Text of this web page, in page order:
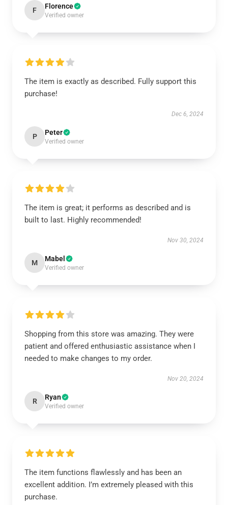
F Florence
Verified owner
The item is exactly as described. Fully support this
purchase!
Dec 6, 2024
P Peter
Verified owner
The item is great; it performs as described and is
built to last. Highly recommended!
Nov 30, 2024
M Mabel
Verified owner
Shopping from this store was amazing. They were
patient and offered enthusiastic assistance when I
needed to make changes to my order.
Nov 20, 2024
R Ryan
Verified owner
The item functions flawlessly and has been an
excellent addition. I’m extremely pleased with this
purchase.